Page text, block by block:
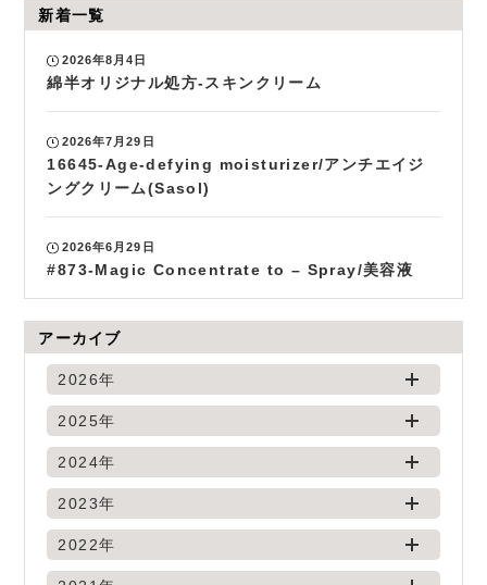
新着一覧
2026年8月4日
綿半オリジナル処方-スキンクリーム
2026年7月29日
16645-Age-defying moisturizer/アンチエイジ
ングクリーム(Sasol)
2026年6月29日
#873-Magic Concentrate to – Spray/美容液
アーカイブ
2026年
2025年
2024年
2023年
2022年